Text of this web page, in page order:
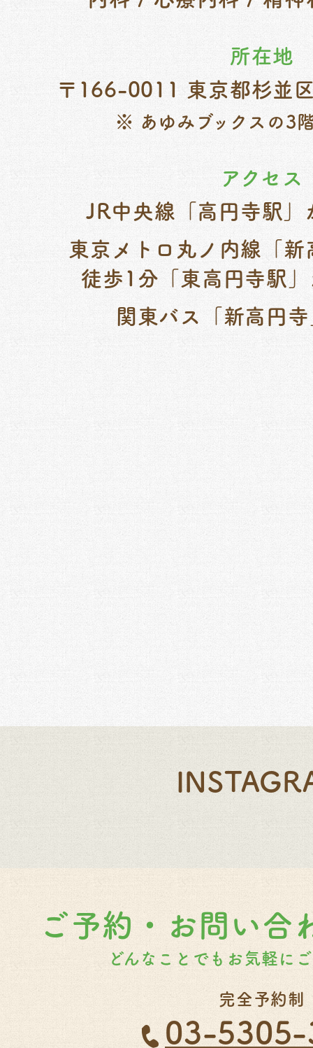
所在地
〒166-0011 東京都杉並
※ あゆみブックスの3
アクセス
JR中央線「高円寺駅
東京メトロ丸ノ内線「新
徒歩1分「東高円寺駅
関東バス「新高円
ご予約・お問い合
どんなことでもお気軽に
完全予約制
03-5305-